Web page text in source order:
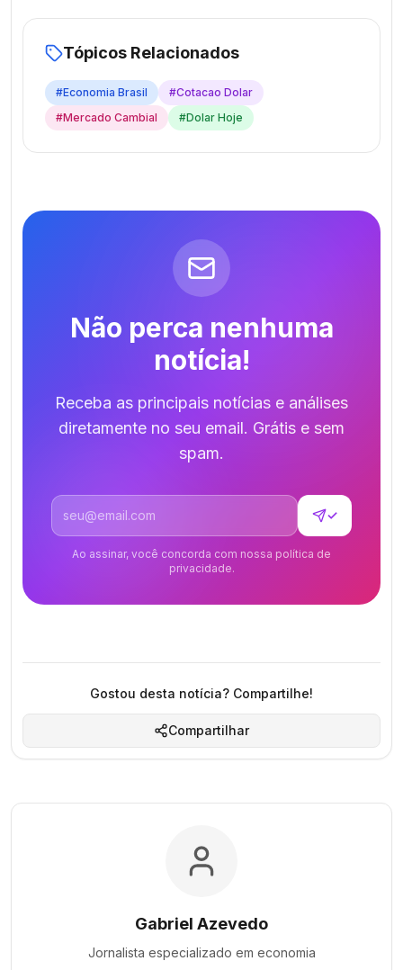
Tópicos Relacionados
#Economia Brasil #Cotacao Dolar
#Mercado Cambial #Dolar Hoje
Não perca nenhuma
notícia!
Receba as principais notícias e análises
diretamente no seu email. Grátis e sem
spam.
Endereço de email
✓
Ao assinar, você concorda com nossa política de
privacidade.
Gostou desta notícia? Compartilhe!
Compartilhar
Gabriel Azevedo
Jornalista especializado em economia